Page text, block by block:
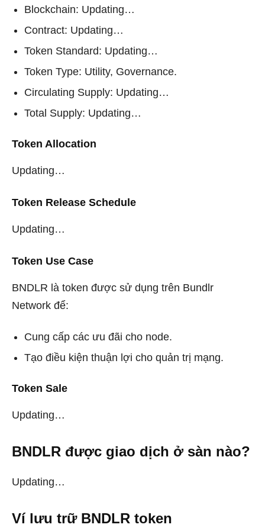
Blockchain: Updating…
Contract: Updating…
Token Standard: Updating…
Token Type: Utility, Governance.
Circulating Supply: Updating…
Total Supply: Updating…
Token Allocation
Updating…
Token Release Schedule
Updating…
Token Use Case
BNDLR là token được sử dụng trên Bundlr
Network để:
Cung cấp các ưu đãi cho node.
Tạo điều kiện thuận lợi cho quản trị mạng.
Token Sale
Updating…
BNDLR được giao dịch ở sàn nào?
Updating…
Ví lưu trữ BNDLR token